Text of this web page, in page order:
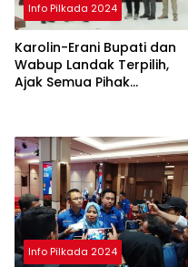
Info Pilkada 2024
Karolin-Erani Bupati dan
Wabup Landak Terpilih,
Ajak Semua Pihak
Info Pilkada 2024